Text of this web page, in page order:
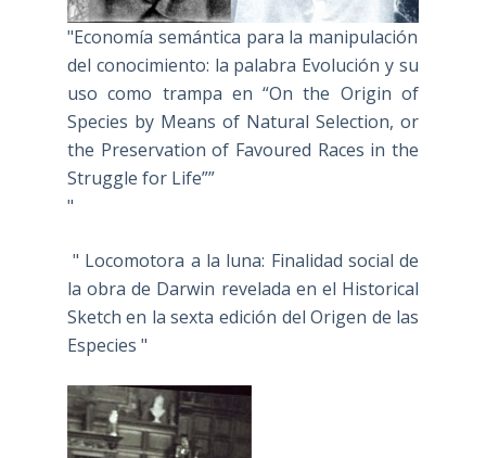
"Economía semántica para la manipulación
del conocimiento: la palabra Evolución y su
uso como trampa en “On the Origin of
Species by Means of Natural Selection, or
the Preservation of Favoured Races in the
Struggle for Life””
"
" Locomotora a la luna: Finalidad social de
la obra de Darwin revelada en el Historical
Sketch en la sexta edición del Origen de las
Especies "